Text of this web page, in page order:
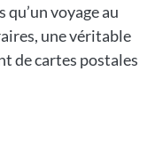
voyage au
une véritable
de cartes postales